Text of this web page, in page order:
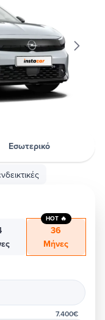
Εσωτερικό
36
Μήνες
HOT 🔥
7.400€